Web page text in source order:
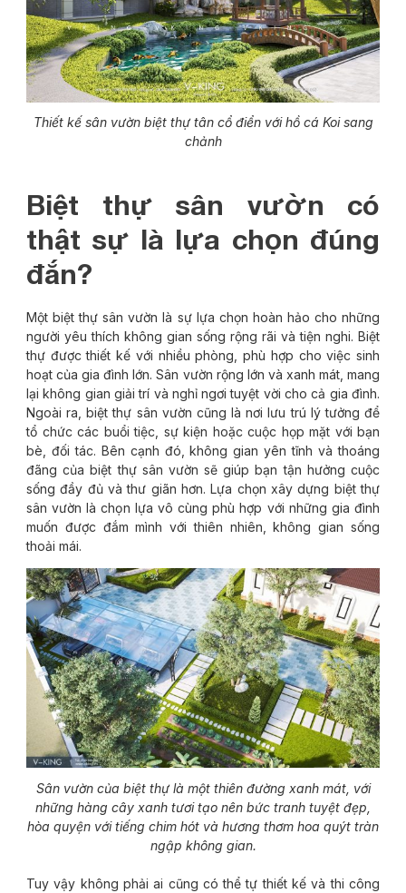
Thiết kế sân vườn biệt thự tân cổ điển với hồ cá Koi sang
chảnh
Biệt thự sân vườn có
thật sự là lựa chọn đúng
đắn?
Một biệt thự sân vườn là sự lựa chọn hoàn hảo cho những
người yêu thích không gian sống rộng rãi và tiện nghi. Biệt
thự được thiết kế với nhiều phòng, phù hợp cho việc sinh
hoạt của gia đình lớn. Sân vườn rộng lớn và xanh mát, mang
lại không gian giải trí và nghỉ ngơi tuyệt vời cho cả gia đình.
Ngoài ra, biệt thự sân vườn cũng là nơi lưu trú lý tưởng để
tổ chức các buổi tiệc, sự kiện hoặc cuộc họp mặt với bạn
bè, đối tác. Bên cạnh đó, không gian yên tĩnh và thoáng
đãng của biệt thự sân vườn sẽ giúp bạn tận hưởng cuộc
sống đầy đủ và thư giãn hơn. Lựa chọn xây dựng biệt thự
sân vườn là chọn lựa vô cùng phù hợp với những gia đình
muốn được đắm mình với thiên nhiên, không gian sống
thoải mái.
Sân vườn của biệt thự là một thiên đường xanh mát, với
những hàng cây xanh tươi tạo nên bức tranh tuyệt đẹp,
hòa quyện với tiếng chim hót và hương thơm hoa quýt tràn
ngập không gian.
Tuy vậy không phải ai cũng có thể tự thiết kế và thi công